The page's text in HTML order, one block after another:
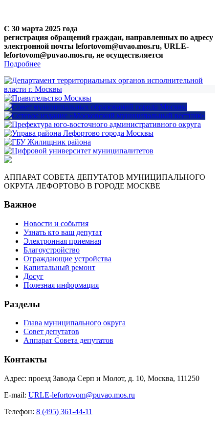
С 30 марта 2025 года
регистрация обращений граждан, направленных по адресу
электронной почты lefortovom@uvao.mos.ru, URLE-
lefortovom@puvao.mos.ru, не осуществляется
Подробнее
АППАРАТ СОВЕТА ДЕПУТАТОВ МУНИЦИПАЛЬНОГО
ОКРУГА ЛЕФОРТОВО В ГОРОДЕ МОСКВЕ
Важное
Новости и события
Узнать кто ваш депутат
Электронная приемная
Благоустройство
Ограждающие устройства
Капитальный ремонт
Досуг
Полезная информация
Разделы
Глава муниципального округа
Совет депутатов
Аппарат Совета депутатов
Контакты
Адрес: проезд Завода Серп и Молот, д. 10, Москва, 111250
E-mail: URLE-lefortovom@puvao.mos.ru
Телефон: 8 (495) 361-44-11